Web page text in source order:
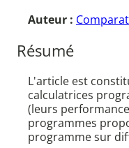
Auteur :
Résumé
L'article est
calculatrices
(leurs
programmes
programme sur